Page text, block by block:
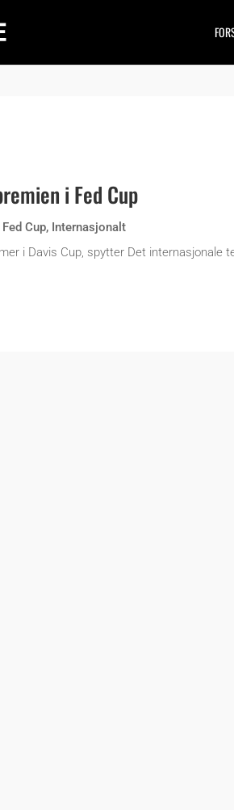
i Fed Cup
Fed Cup, Internasjonalt
i Davis Cup, spytter Det internasjonale